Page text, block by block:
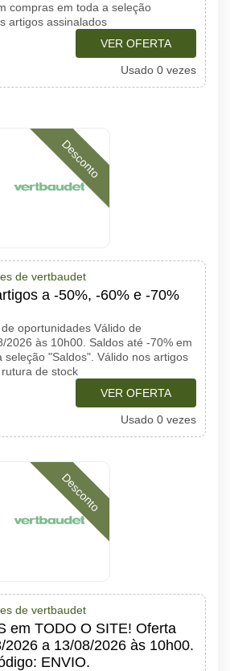
compras em toda a seleção
artigos assinalados
VER OFERTA
Usado 0 vezes
Desconto
de vertbaudet
a -50%, -60% e -70%
oportunidades Válido de
2026 às 10h00. Saldos até -70% em
seleção "Saldos". Válido nos artigos
de stock
VER OFERTA
Usado 0 vezes
Desconto
de vertbaudet
em TODO O SITE! Oferta
2026 a 13/08/2026 às 10h00.
ENVIO.